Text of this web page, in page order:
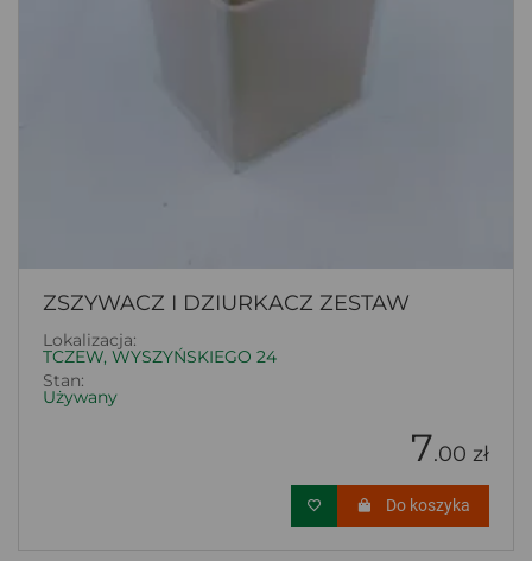
ZSZYWACZ I DZIURKACZ ZESTAW
Lokalizacja:
TCZEW, WYSZYŃSKIEGO 24
Stan:
Używany
7.00 zł
Do koszyka